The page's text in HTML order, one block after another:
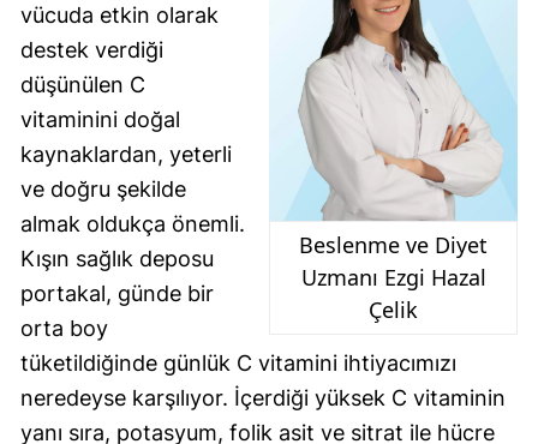
Beslenme ve Diyet
Uzmanı Ezgi Hazal
Çelik
vücuda etkin olarak
destek verdiği
düşünülen C
vitaminini doğal
kaynaklardan, yeterli
ve doğru şekilde
almak oldukça önemli.
Kışın sağlık deposu
portakal, günde bir
orta boy
tüketildiğinde günlük C vitamini ihtiyacımızı
neredeyse karşılıyor. İçerdiği yüksek C vitaminin
yanı sıra, potasyum, folik asit ve sitrat ile hücre